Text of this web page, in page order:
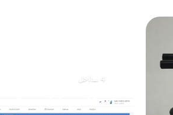
4 مداخل
Smart Agro Maxi